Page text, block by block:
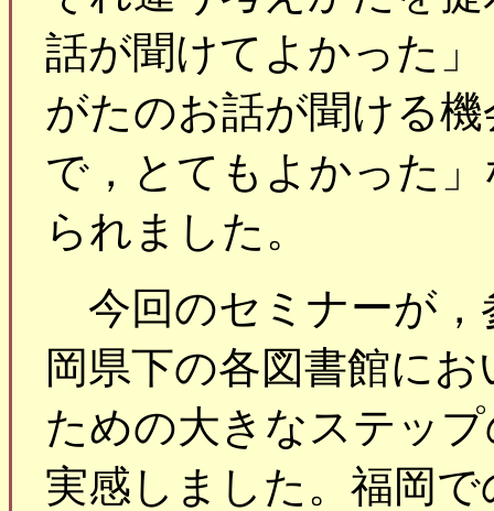
話が聞けてよかった
がたのお話が聞ける
で，とてもよかった
られました。
今回のセミナーが，
岡県下の各図書館に
ための大きなステッ
実感しました。福岡